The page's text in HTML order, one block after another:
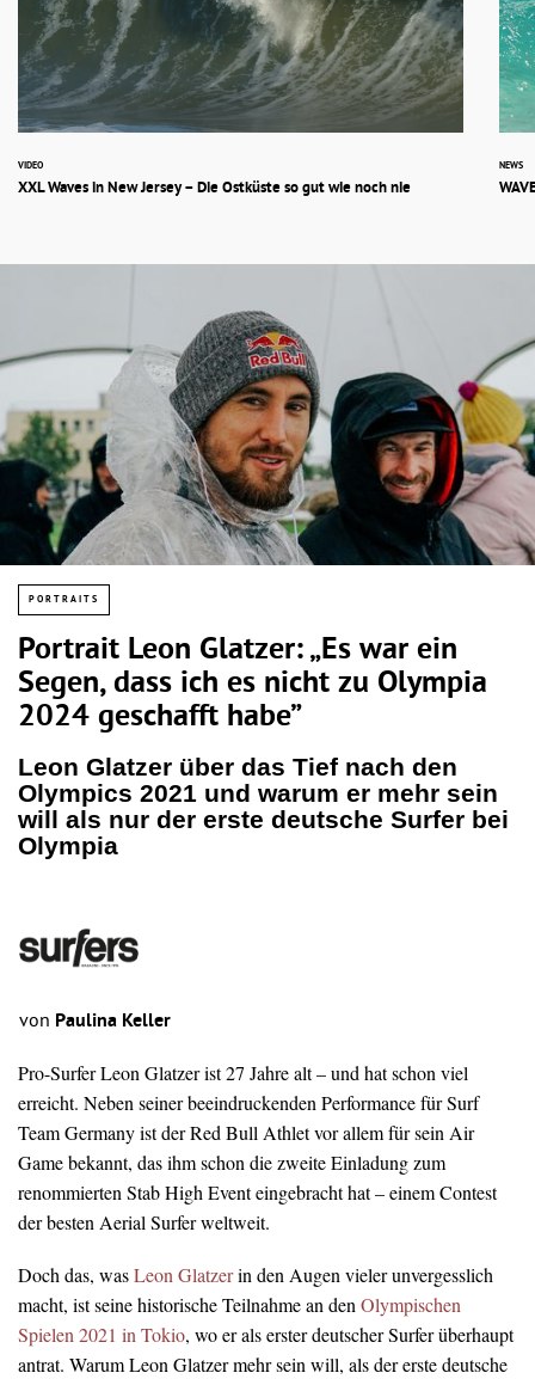
VIDEO
XXL Waves in New Jersey – Die Ostküste so gut wie noch nie
NEWS
PORTRAITS
Portrait Leon Glatzer: „Es war ein
Segen, dass ich es nicht zu Olympia
2024 geschafft habe”
Leon Glatzer über das Tief nach den
Olympics 2021 und warum er mehr sein
will als nur der erste deutsche Surfer bei
Olympia
von Paulina Keller
Pro-Surfer Leon Glatzer ist 27 Jahre alt – und hat schon viel
erreicht. Neben seiner beeindruckenden Performance für Surf
Team Germany ist der Red Bull Athlet vor allem für sein Air
Game bekannt, das ihm schon die zweite Einladung zum
renommierten Stab High Event eingebracht hat – einem Contest
der besten Aerial Surfer weltweit.
Doch das, wasLeon Glatzerin den Augen vieler unvergesslich
macht, ist seine historische Teilnahme an denOlympischen
Spielen 2021 in Tokio, wo er als erster deutscher Surfer überhaupt
antrat. Warum Leon Glatzer mehr sein will, als der erste deutsche